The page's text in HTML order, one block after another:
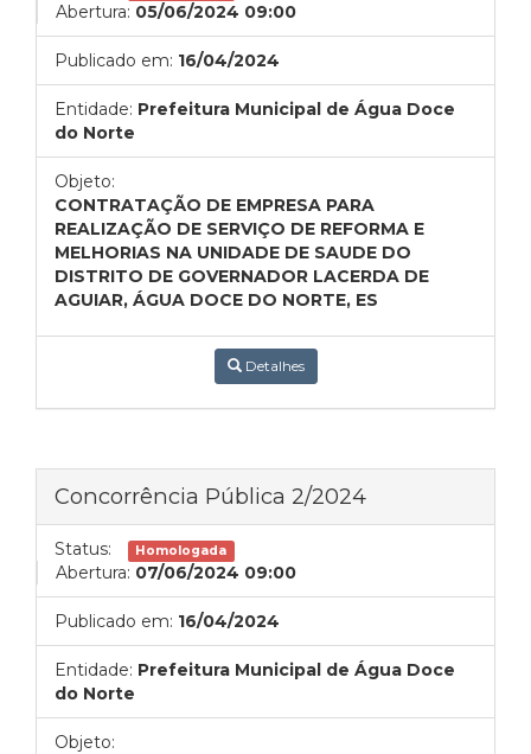
Abertura: 05/06/2024 09:00
Publicado em: 16/04/2024
Entidade: Prefeitura Municipal de Água Doce
do Norte
Objeto:
CONTRATAÇÃO DE EMPRESA PARA
REALIZAÇÃO DE SERVIÇO DE REFORMA E
MELHORIAS NA UNIDADE DE SAUDE DO
DISTRITO DE GOVERNADOR LACERDA DE
AGUIAR, ÁGUA DOCE DO NORTE, ES
Detalhes
Concorrência Pública 2/2024
Status: Homologada
Abertura: 07/06/2024 09:00
Publicado em: 16/04/2024
Entidade: Prefeitura Municipal de Água Doce
do Norte
Objeto: